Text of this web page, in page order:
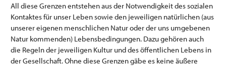
All diese Grenzen entstehen aus der Notwendigkeit des sozialen
Kontaktes für unser Leben sowie den jeweiligen natürlichen (aus
unserer eigenen menschlichen Natur oder der uns umgebenen
Natur kommenden) Lebensbedingungen. Dazu gehören auch
die Regeln der jeweiligen Kultur und des öffentlichen Lebens in
der Gesellschaft. Ohne diese Grenzen gäbe es keine äußere